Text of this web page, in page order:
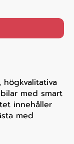
högkvalitativa
med smart
innehåller
med